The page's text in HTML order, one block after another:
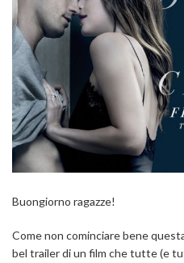
Buongiorno ragazze!
Come non cominciare bene
bel trailer di un film che tutte (e